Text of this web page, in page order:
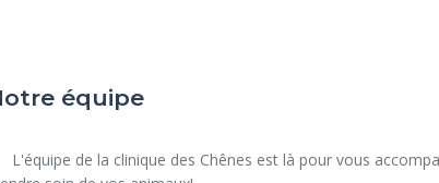
équipe